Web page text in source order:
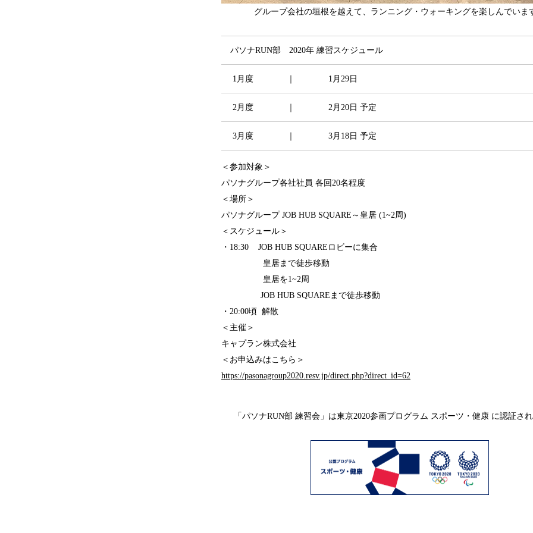
グループ会社の垣根を越えて、ランニング・ウォーキングを楽しんでいま
パソナRUN部 2020年 練習スケジュール
1月度 ｜ 1月29日
2月度 ｜ 2月20日 予定
3月度 ｜ 3月18日 予定
＜参加対象＞
パソナグループ各社社員 各回20名程度
＜場所＞
パソナグループ JOB HUB SQUARE～皇居 (1~2周)
＜スケジュール＞
・18:30 JOB HUB SQUAREロビーに集合
皇居まで徒歩移動
皇居を1~2周
JOB HUB SQUAREまで徒歩移動
・20:00頃 解散
＜主催＞
キャプラン株式会社
＜お申込みはこちら＞
https://pasonagroup2020.resv.jp/direct.php?direct_id=62
「パソナRUN部 練習会」は東京2020参画プログラム スポーツ・健康 に認証さ